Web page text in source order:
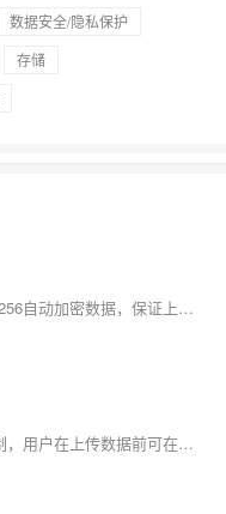
数据安全/隐私保护
存储
阿里云OSS提供服务器端加密，使用AES-256自动加密数据，保证上传至OSS的数据安全。下载时自动解密，透明处理。加密增强静态数据安全性，满足合规需求。支持OSS或KMS管理密钥，实现细粒度权限控制。确保云端对象数据全生命周期安全。
阿里云OSS客户端加密提供了一种安全机制，用户在上传数据前可在本地进行加密。流程包括：使用本地配置的主密钥（对称或非对称）加密一次性数据密钥，再用数据密钥加密对象，加密后的数据密钥与对象一同上传。下载时，通过主密钥解密数据密钥，然后解密对象。此方式确保数据全程加密，增强安全性，但需用户妥善管理密钥以保证数据可访问性。